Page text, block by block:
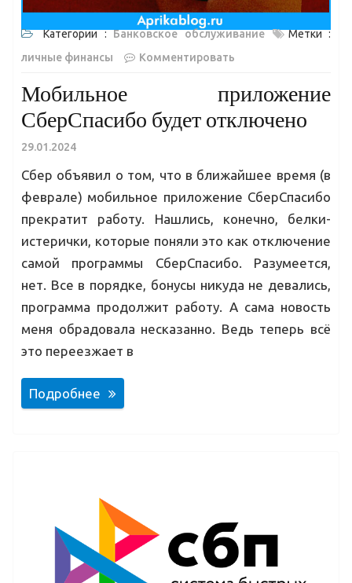
Категории :Банковское обслуживание
Метки :
личные финансы
Комментировать
Мобильное приложение
СберСпасибо будет отключено
29.01.2024
Сбер объявил о том, что в ближайшее время (в
феврале) мобильное приложение СберСпасибо
прекратит работу. Нашлись, конечно, белки-
истерички, которые поняли это как отключение
самой программы СберСпасибо. Разумеется,
нет. Все в порядке, бонусы никуда не девались,
программа продолжит работу. А сама новость
меня обрадовала несказанно. Ведь теперь всё
это переезжает в
Подробнее